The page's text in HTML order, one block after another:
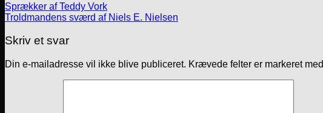
Sprækker af Teddy Vork
Troldmandens sværd af Niels E. Nielsen
Skriv et svar
Din e-mailadresse vil ikke blive publiceret. Krævede felter er markeret med